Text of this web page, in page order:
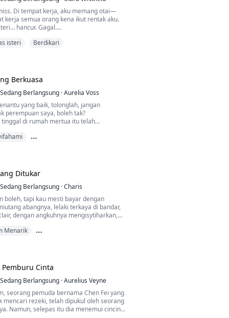
Di tempat kerja, aku memang otai—
kerja semua orang kena ikut rentak aku.
hancur. Gagal.
curang entah berapa kali dengan entah
macam aku telan saja, pejam mata, buat
hari aku nampak sendiri dia
ke sebuah hotel dengan perempuan
aku sedar, aku dah tak larat dah.
isteri Berdikari
Berkuasa
Sedang Berlangsung ·Aurelia Voss
yang baik, tolonglah, jangan
perempuan saya, boleh tak?
tinggal di rumah mertua itu telah
sepatah kata prihatin darinya, dan dia
Ditukar
Sedang Berlangsung ·Charis
boleh, tapi kau mesti bayar dengan
abangnya, lelaki terkaya di bandar,
dengan angkuhnya mengisytiharkan,
aku!"
yang tak tahu malu tapi berkuasa
mencadangkan, "Mungkin kita boleh
tapi kali ini, kontraknya untuk seratus
kini dengan satu bab setiap minggu.
Menarik
Cinta
Sedang Berlangsung ·Aurelius Veyne
seorang pemuda bernama Chen Fei yang
mencari rezeki, telah dipukul oleh seorang
Namun, selepas itu dia menemui cincin